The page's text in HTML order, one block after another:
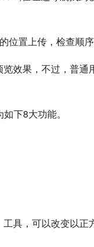
置上传，检查顺
效果，不过，普通
下8大功能。
具，可以改变以正